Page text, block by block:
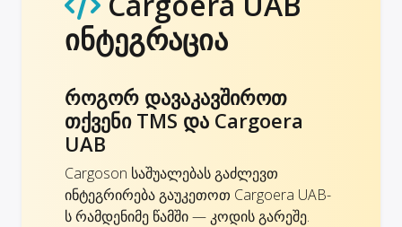
ინტეგრაცია
როგორ დავაკავშიროთ
თქვენი TMS და Cargoera
UAB
Cargoson საშუალებას გაძლევთ
ინტეგრირება გაუკეთოთ Cargoera UAB-
ს რამდენიმე წამში — კოდის გარეშე.